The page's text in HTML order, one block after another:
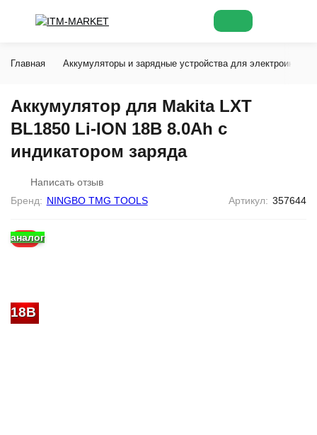
Главная Аккумуляторы и зарядные устройства для
Аккумулятор для Makita LXT
BL1850 Li-ION 18В 8.0Ah с
индикатором заряда
Написать отзыв
Бренд: NINGBO TMG TOOLS Артикул: 357644
-11%
аналог
18В